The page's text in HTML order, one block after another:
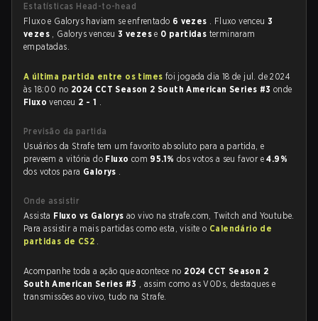
Estatísticas Head-to-head
Fluxo e Galorys haviam se enfrentado 6 vezes . Fluxo venceu3
vezes , Galorys venceu3 vezese 0 partidas terminaram
empatadas.
A última partida entre os times foi jogada dia 18 de jul. de 2024
às 18:00 no 2024 CCT Season 2 South American Series #3onde
Fluxovenceu 2 - 1 .
Previsão da partida
Usuários da Strafe tem um favorito absoluto para a partida, e
preveem a vitória do Fluxo com 95.1% dos votos a seu favor e4.9%
dos votos para Galorys .
Onde assistir
Assista Fluxo vs Galorysao vivo na strafe.com, Twitch and Youtube.
Para assistir a mais partidas como esta, visite o Calendário de
partidas de CS2 .
Acompanhe toda a ação que acontece no 2024 CCT Season 2
South American Series #3 , assim como as VODs, destaques e
transmissões ao vivo, tudo na Strafe.